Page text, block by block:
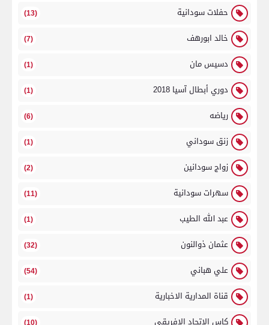
حفلات سودانية (13)
خالد ابورهف (7)
دسيس مان (1)
دوري أبطال آسيا 2018 (1)
رياضه (6)
زنق سوداني (1)
زواج سودانين (2)
سهرات سودانية (11)
عبد الله الطيب (1)
عثمان ذوالنون (32)
علي هباني (54)
قناة المدارية الاخبارية (1)
كاس الاتحاد الافريقي (10)